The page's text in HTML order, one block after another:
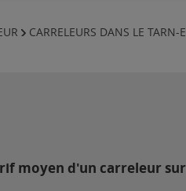
CARRELEURS DANS LE TARN-
moyen d'un carreleur